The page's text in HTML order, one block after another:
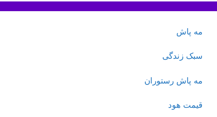
مه پاش
سبک زندگی
مه پاش رستوران
قیمت هود